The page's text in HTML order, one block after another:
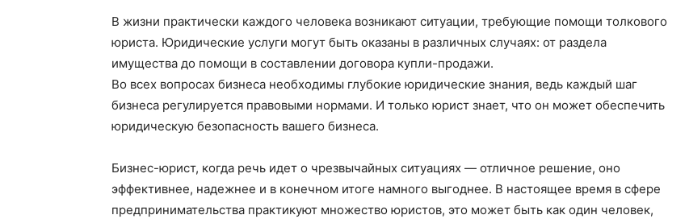
В жизни практически каждого человека возникают ситуации, требующие помощи толкового
юриста. Юридические услуги могут быть оказаны в различных случаях: от раздела
имущества до помощи в составлении договора купли-продажи.
Во всех вопросах бизнеса необходимы глубокие юридические знания, ведь каждый шаг
бизнеса регулируется правовыми нормами. И только юрист знает, что он может обеспечить
юридическую безопасность вашего бизнеса.
Бизнес-юрист, когда речь идет о чрезвычайных ситуациях — отличное решение, оно
эффективнее, надежнее и в конечном итоге намного выгоднее. В настоящее время в сфере
предпринимательства практикуют множество юристов, это может быть как один человек,